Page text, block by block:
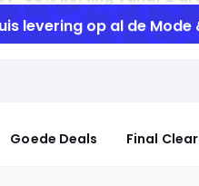
leveringop al de Mode
Goede Deals Final